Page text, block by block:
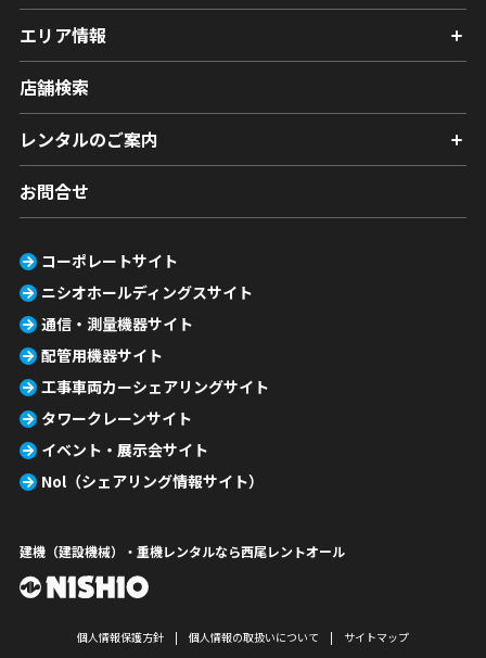
エリア情報
店舗検索
レンタルのご案内
お問合せ
コーポレートサイト
ニシオホールディングスサイト
通信・測量機器サイト
配管用機器サイト
工事車両カーシェアリングサイト
タワークレーンサイト
イベント・展示会サイト
Nol（シェアリング情報サイト）
建機（建設機械）・重機レンタルなら西尾レントオール
個人情報保護方針 個人情報の取扱いについて サイトマップ